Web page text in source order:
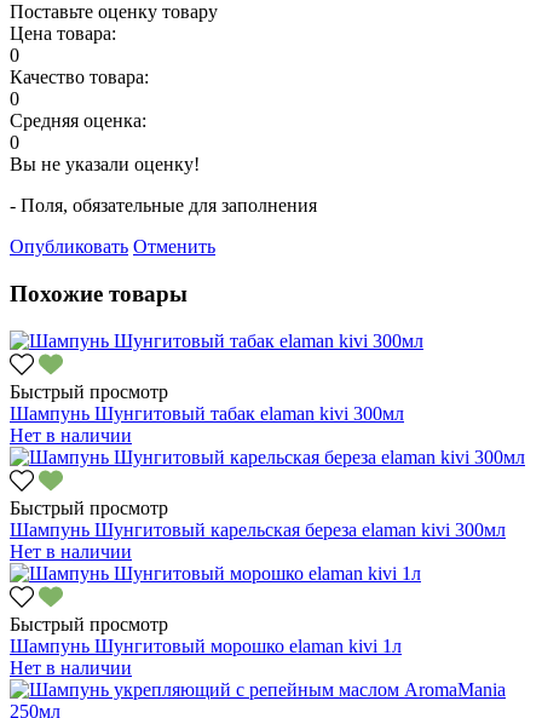
Поставьте оценку товару
Цена товара:
0
Качество товара:
0
Средняя оценка:
0
Вы не указали оценку!
- Поля, обязательные для заполнения
Опубликовать Отменить
Похожие товары
Быстрый просмотр
Шампунь Шунгитовый табак elaman kivi 300мл
Нет в наличии
Быстрый просмотр
Шампунь Шунгитовый карельская береза elaman kivi 300мл
Нет в наличии
Быстрый просмотр
Шампунь Шунгитовый морошко elaman kivi 1л
Нет в наличии